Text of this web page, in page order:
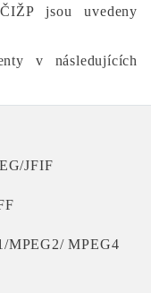
jsou uvedeny
v následujících
JFIF
MPEG2/ MPEG4